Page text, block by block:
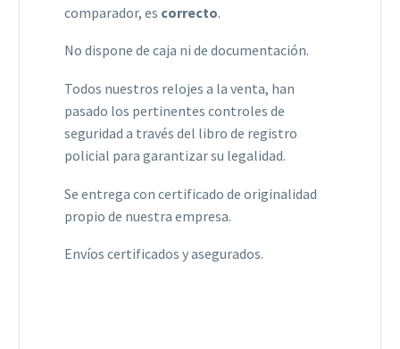
comparador, es correcto.
No dispone de caja ni de documentación.
Todos nuestros relojes a la venta, han
pasado los pertinentes controles de
seguridad a través del libro de registro
policial para garantizar su legalidad.
Se entrega con certificado de originalidad
propio de nuestra empresa.
Envíos certificados y asegurados.